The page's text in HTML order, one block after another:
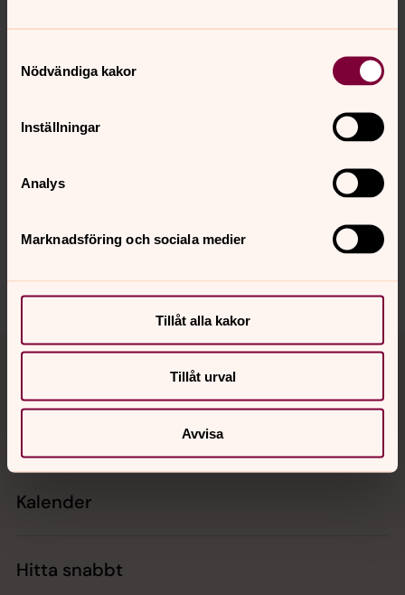
Nödvändiga kakor
Inställningar
Analys
Marknadsföring och sociala medier
Tillåt alla kakor
Tillåt urval
Avvisa
ingår inte i begravningsombudets uppdrag.
innehåll?
Tillbaka till toppen
Tillbaka till innehållet
Kalender
Hitta snabbt